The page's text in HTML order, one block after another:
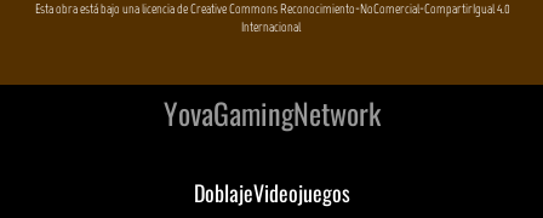
Esta obra está bajo una licencia de Creative Commons Reconocimiento-NoComercial-CompartirIgual 4.0
Internacional
YovaGamingNetwork
DoblajeVideojuegos